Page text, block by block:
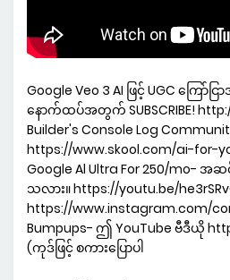
Google Veo 3 AI ဖြင့် UGC ကြော်
နောက်ထပ်အတွက် SUBSCRIBE!
Builder's Console Log
https://www.skool.com/ai-for-
Google Al Ultra For 250/mo-
သလား။ https://youtu.be/
https://www.instagram.com/
Bumpups- ဤ YouTube ဗီဒီယို
(ကုဒ်ဖြင့် စကားပြောပါ